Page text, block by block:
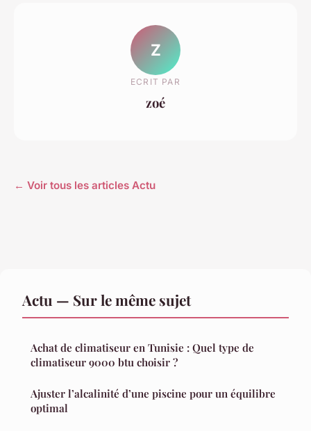
Z
ECRIT PAR
zoé
← Voir tous les articles Actu
Actu — Sur le même sujet
Achat de climatiseur en Tunisie : Quel type de
climatiseur 9000 btu choisir ?
Ajuster l’alcalinité d’une piscine pour un équilibre
optimal